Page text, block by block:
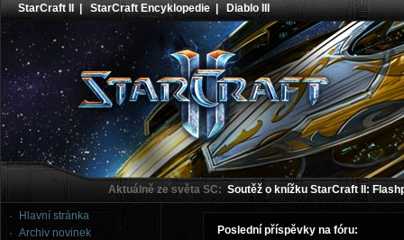
StarCraft II |StarCraft Encyklopedie|Diablo III
Aktuálně ze světa SC: Soutěž o knížku StarCraft II:
Hlavní stránka
Archiv novinek
Poslední příspěvky na fóru: